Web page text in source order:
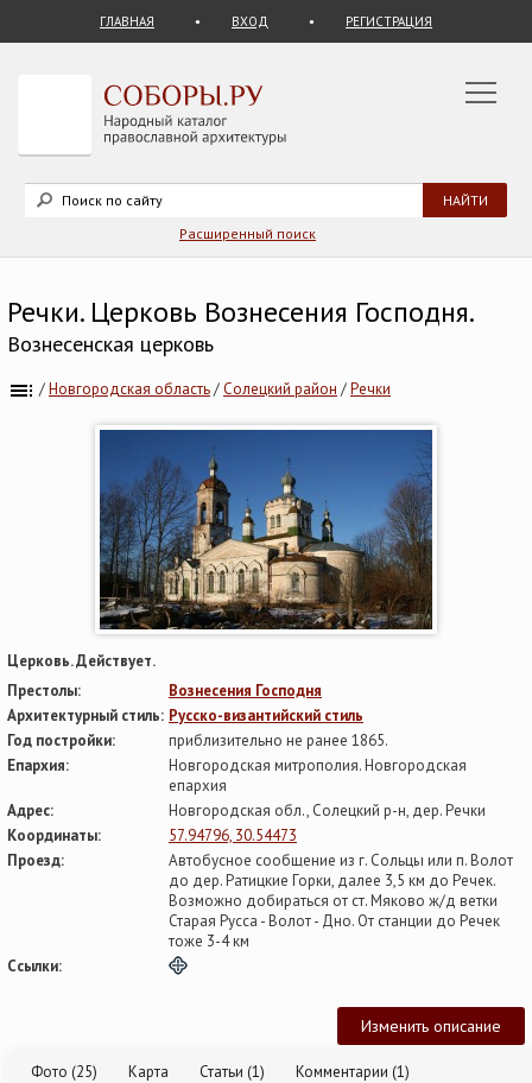
ГЛАВНАЯ ВХОД РЕГИСТРАЦИЯ
Расширенный поиск
Речки. Церковь Вознесения Господня.
Вознесенская церковь
/Новгородская область/Солецкий район /Речки
Церковь. Действует.
Престолы:
Вознесения Господня
Архитектурный стиль: Русско-византийский стиль
Год постройки:
приблизительно не ранее 1865.
Епархия:
Новгородская митрополия. Новгородская
епархия
Адрес:
Новгородская обл., Солецкий р-н, дер. Речки
Координаты:
57.94796, 30.54473
Проезд:
Автобусное сообщение из г. Сольцы или п. Волот
до дер. Ратицкие Горки, далее 3,5 км до Речек.
Возможно добираться от ст. Мяково ж/д ветки
Старая Русса - Волот - Дно. От станции до Речек
тоже 3-4 км
Ссылки:
Изменить описание
Фото (25) Карта Статьи (1) Комментарии (1)